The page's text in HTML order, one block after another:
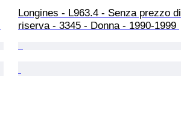
Longines - L963.4 - Senza prezzo di
riserva - 3345 - Donna - 1990-1999